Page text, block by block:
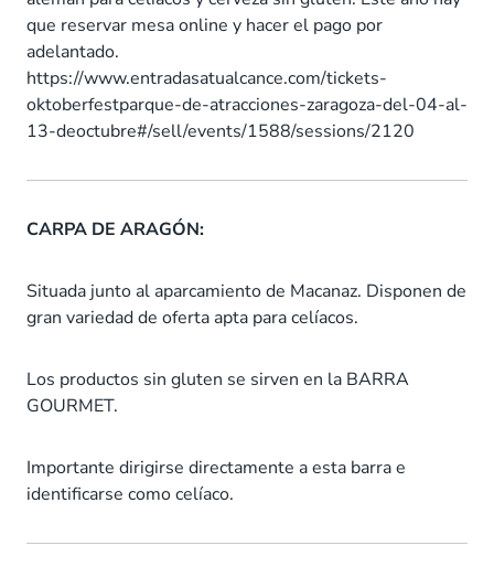
que reservar mesa online y hacer el pago por
adelantado.
https://www.entradasatualcance.com/tickets-
oktoberfestparque-de-atracciones-zaragoza-del-04-al-
13-deoctubre#/sell/events/1588/sessions/2120
CARPA DE ARAGÓN:
Situada junto al aparcamiento de Macanaz. Disponen de
gran variedad de oferta apta para celíacos.
Los productos sin gluten se sirven en la BARRA
GOURMET.
Importante dirigirse directamente a esta barra e
identificarse como celíaco.